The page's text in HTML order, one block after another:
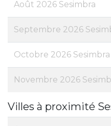
Août 2026 Sesimbra
Septembre 2026
Octobre 2026 Sesimbra
Novembre 2026
Villes à proximité